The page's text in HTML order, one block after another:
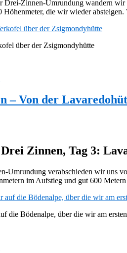
Drei-Zinnen-Umrundung wandern
die wir wieder
über der Zsigmondyhütte
– Von der
Zinnen, Tag 3:
Umrundung verabschieden wir uns
im Aufstieg und gut 600
die Bödenalpe, über die wir am